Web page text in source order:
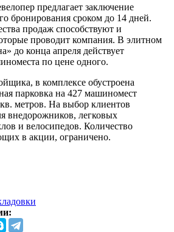
предлагает заключение
бронирования сроком до 14 дней.
продаж способствуют и
проводит компания. В элитном
до конца апреля действует
по цене одного.
в комплексе обустроена
парковка на 427 машиномест
метров. На выбор клиентов
внедорожников, легковых
и велосипедов. Количество
в акции, ограничено.